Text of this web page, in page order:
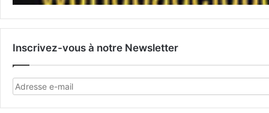
Inscrivez-vous à notre Newsletter